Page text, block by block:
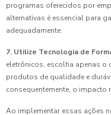
programas oferecidos por
alternativas é essencial para
adequadamente.
7. Utilize Tecnologia de
eletrônicos, escolha apenas o
produtos de qualidade e
consequentemente, o impacto
Ao implementar essas ações